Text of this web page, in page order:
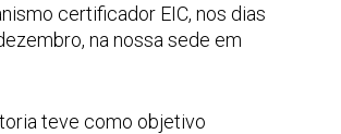
certificador EIC, nos dias
na nossa sede em
teve como objetivo